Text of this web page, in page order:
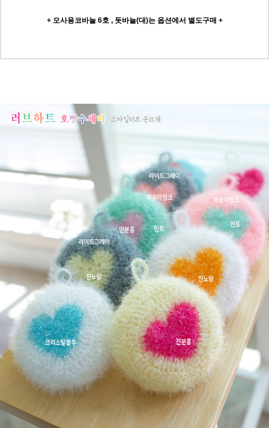
+ 모사용코바늘 6호 , 돗바늘(대)는옵션에서 별도구매 +